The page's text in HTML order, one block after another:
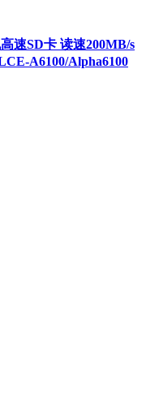
速SD卡 读速200MB/s
A6100/Alpha6100